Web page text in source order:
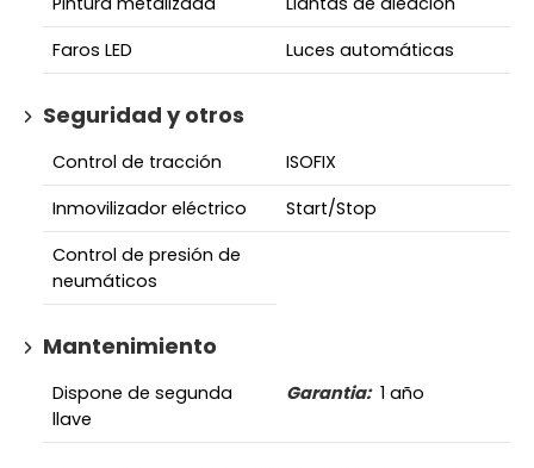
Faros LED
Luces automáticas
Seguridad y otros
Control de tracción
ISOFIX
Inmovilizador eléctrico
Start/Stop
Control de presión de
neumáticos
Mantenimiento
Dispone de segunda
llave
Garantia: 1 año